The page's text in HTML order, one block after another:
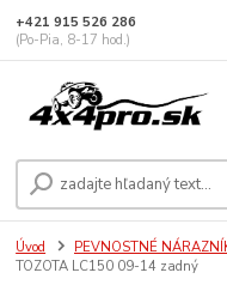
+421 915 526 286
(Po-Pia, 8-17 hod.)
Úvod PEVNOSTNÉ
TOZOTA LC150 09-14 zadný